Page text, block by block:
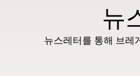
뉴
뉴스레터를 통해 브레